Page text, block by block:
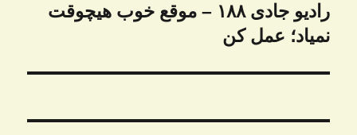
نوشته
بعدی:
رادیو جادی ۱۸۸ – موقع خوب هیچوقت
نمیاد؛ عمل کن